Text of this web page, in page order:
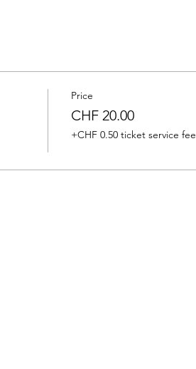
Price
CHF 20.00
+CHF 0.50 ticket service fee